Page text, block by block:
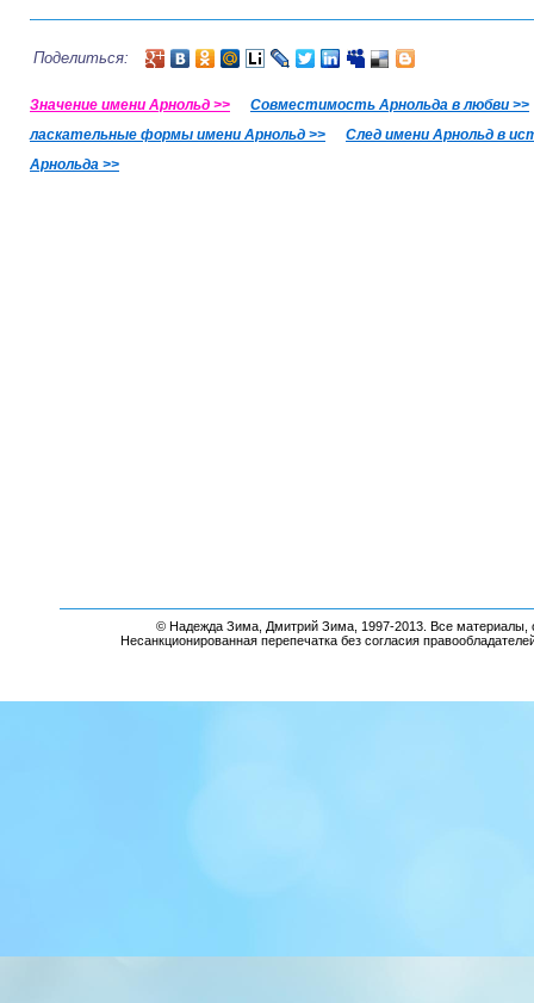
Поделиться:
Значение имени Арнольд >>
Совместимость Арнольда в любви >>
ласкательные формы имени Арнольд >>
След имени Арнольд в
Арнольда >>
© Надежда Зима, Дмитрий Зима, 1997-2013. Все материалы,
Несанкционированная перепечатка без согласия